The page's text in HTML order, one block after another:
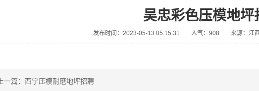
吴忠彩色压模地坪
发布时间：2023-05-13 05:15:31 人气：908 来源：江
上一篇： 西宁压模耐磨地坪招聘